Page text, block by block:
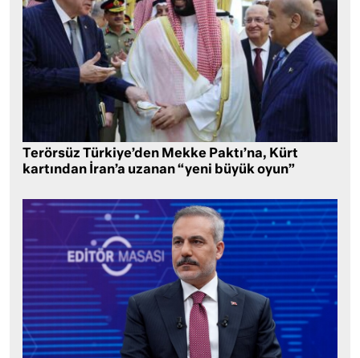
Terörsüz Türkiye’den Mekke Paktı’na, Kürt
kartından İran’a uzanan “yeni büyük oyun”